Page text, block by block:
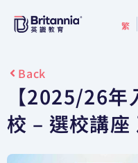
繁
最新活動
升學指南
Back
【2025/26年
校 – 選校講座